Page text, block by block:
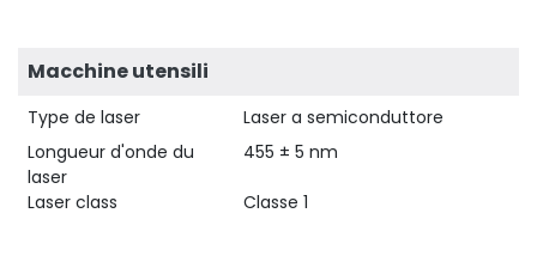
Macchine utensili
Type de laser
Laser a semiconduttore
Longueur d'onde du
laser
455 ± 5 nm
Laser class Classe 1